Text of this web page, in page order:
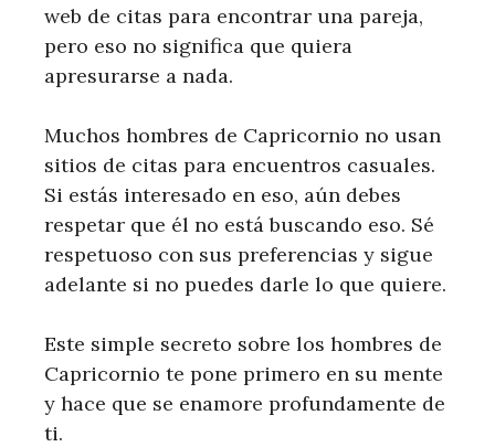
web de citas para encontrar una pareja,
pero eso no significa que quiera
apresurarse a nada.
Muchos hombres de Capricornio no usan
sitios de citas para encuentros casuales.
Si estás interesado en eso, aún debes
respetar que él no está buscando eso. Sé
respetuoso con sus preferencias y sigue
adelante si no puedes darle lo que quiere.
Este simple secreto sobre los hombres de
Capricornio te pone primero en su mente
y hace que se enamore profundamente de
ti.